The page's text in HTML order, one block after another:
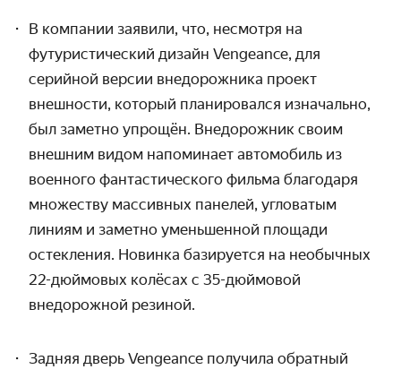
В компании заявили, что, несмотря на
футуристический дизайн Vengeance, для
серийной версии внедорожника проект
внешности, который планировался изначально,
был заметно упрощён. Внедорожник своим
внешним видом напоминает автомобиль из
военного фантастического фильма благодаря
множеству массивных панелей, угловатым
линиям и заметно уменьшенной площади
остекления. Новинка базируется на необычных
22-дюймовых колёсах с 35-дюймовой
внедорожной резиной.
Задняя дверь Vengeance получила обратный